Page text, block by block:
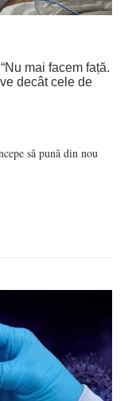
mai facem față.
decât cele de
să pună din nou